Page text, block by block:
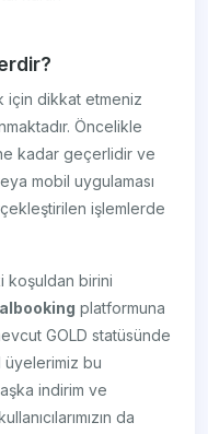
için dikkat etmeniz
Öncelikle
kadar geçerlidir ve
mobil uygulaması
işlemlerde
koşuldan birini
platformuna
GOLD statüsünde
üyelerimiz bu
indirim ve
da